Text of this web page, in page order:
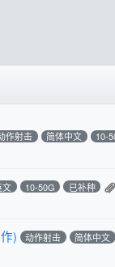
作射击 简体中文 10-
文 10-50G 已补种
) 动作射击 简体中文